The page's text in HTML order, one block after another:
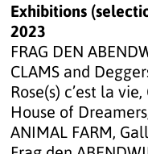
Exhibitions
2023
FRAG DEN
CLAMS and
Rose(s) c’est la
House of
ANIMAL FARM,